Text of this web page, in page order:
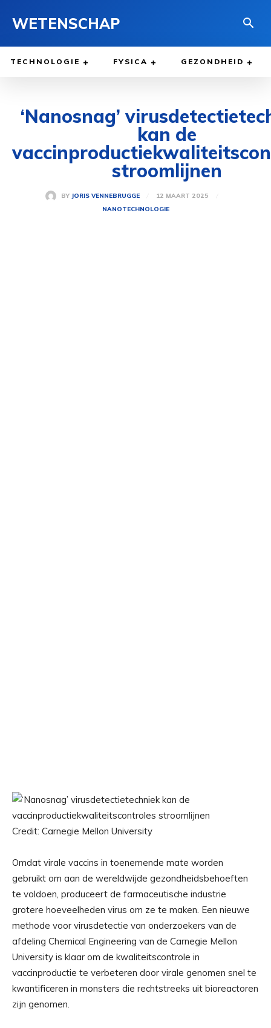
WETENSCHAP
TECHNOLOGIE FYSICA GEZONDHEID
‘Nanosnag’
kan de
stroomlijnen
BY JORIS VENNEBRUGGE
12 MAART 2025
NANOTECHNOLOGIE
Credit: Carnegie Mellon University
Omdat virale vaccins in toenemende mate worden
gebruikt om aan de wereldwijde gezondheidsbehoeften
te voldoen, produceert de farmaceutische industrie
grotere hoeveelheden virus om ze te maken. Een nieuwe
methode voor virusdetectie van onderzoekers van de
afdeling Chemical Engineering van de Carnegie Mellon
University is klaar om de kwaliteitscontrole in
vaccinproductie te verbeteren door virale genomen snel te
kwantificeren in monsters die rechtstreeks uit bioreactoren
zijn genomen.